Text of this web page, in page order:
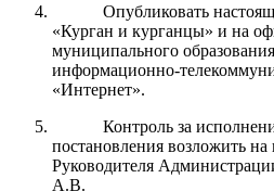
Опубликовать
«Курган и курганцы» и на
муниципального
информационно-
«Интернет».
Контроль за
постановления возложить на
Руководителя
А.В.